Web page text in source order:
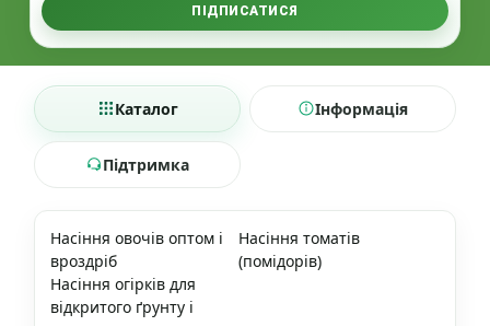
ПІДПИСАТИСЯ
Каталог Інформація
Підтримка
Насіння овочів оптом і
вроздріб
Насіння томатів
(помідорів)
Насіння огірків для
відкритого ґрунту і